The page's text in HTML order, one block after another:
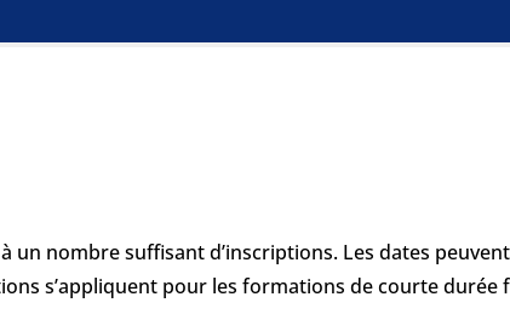
un nombre suffisant d’inscriptions. Les dates
s’appliquent pour les formations de courte durée